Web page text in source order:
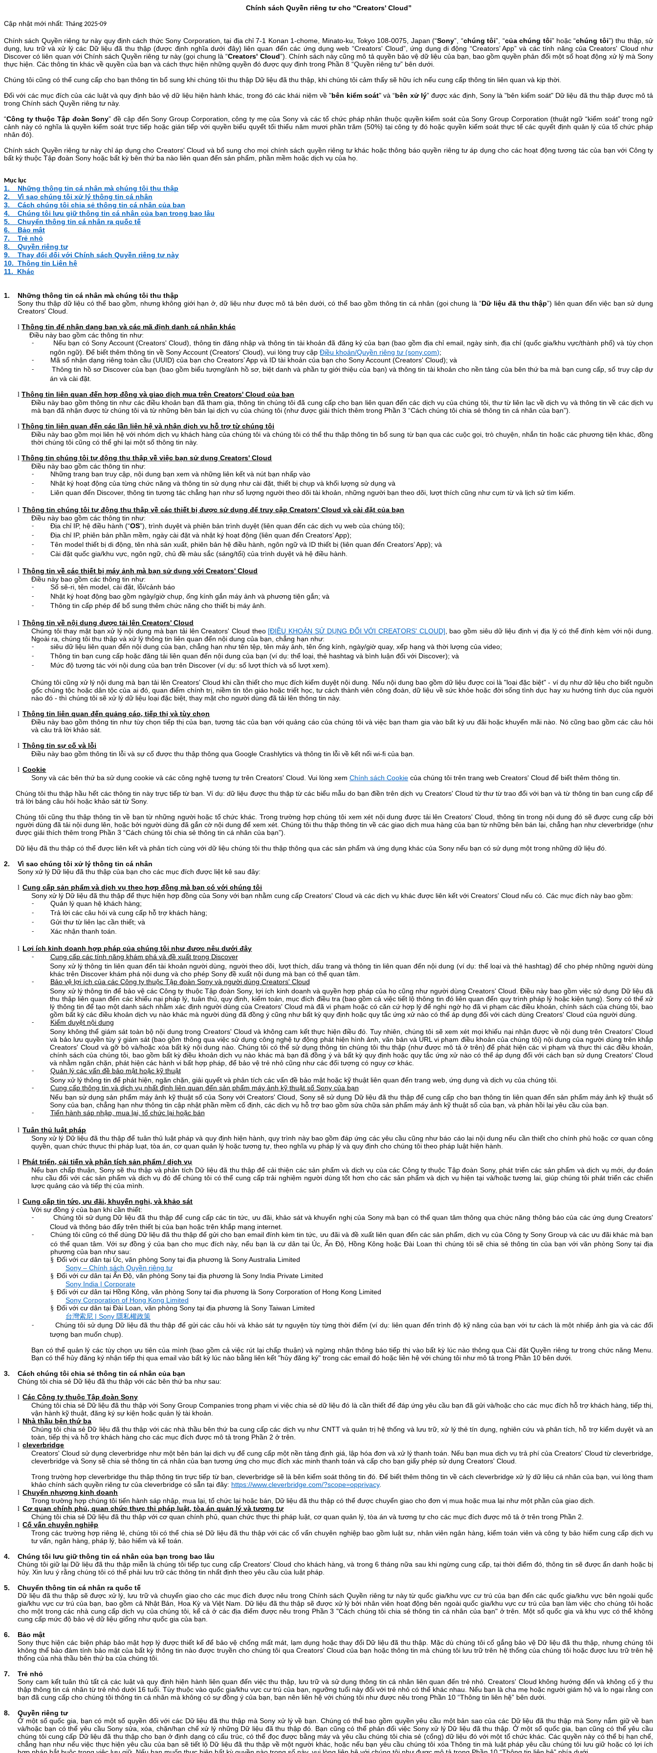
Chính sách Quyền riêng tư cho “Creators' Cloud”
Cập nhật mới nhất: Tháng 2025-09
Chính sách Quyền riêng tư này quy định cách thức Sony Corporation, tại địa chỉ 7-1 Konan 1-chome, Minato-ku, Tokyo 108-0075, Japan (“Sony”, “chúng tôi” , “của chúng tôi”hoặc “chúng tôi”) thu thập, sử
dụng, lưu trữ và xử lý các Dữ liệuđã thu thập(được định nghĩa dưới đây) liên quan đến các ứng dụng web “Creators' Cloud”, ứng dụng di động “Creators’ App” và các tính năng của Creators' Cloud như
Discover có liên quan với Chính sách Quyền riêng tư này (gọi chung là “Creators' Cloud”). Chính sách này cũng mô tả quyền bảo vệ dữ liệu của bạn, bao gồm quyền phản đối một số hoạt động xử lý mà Sony
thực hiện. Các thông tin khác về quyền của bạn và cách thực hiện những quyền đó được quy định trong Phần 8 “Quyền riêng tư” bên dưới.
Chúng tôi cũng có thể cung cấp cho bạn thông tin bổ sung khi chúng tôi thu thập Dữ liệu đã thu thập, khi chúng tôi cảm thấy sẽ hữu ích nếu cung cấp thông tin liên quan và kịp thời.
Đối với các mục đích của các luật và quy định bảo vệ dữ liệu hiện hành khác, trong đó các khái niệm về "bên kiểm soát" và “bên xử lý” được xác định, Sony là "bên kiểm soát" Dữ liệu đã thu thập được mô tả
trong Chính sách Quyền riêng tư này.
“Công ty thuộc Tập đoàn Sony” đề cập đến Sony Group Corporation, công ty mẹ của Sony và các tổ chức pháp nhân thuộc quyền kiểm soát của Sony Group Corporation (thuật ngữ “kiểm soát” trong ngữ
cảnh này có nghĩa là quyền kiểm soát trực tiếp hoặc gián tiếp với quyền biểu quyết tối thiểu năm mươi phần trăm (50%) tại công ty đó hoặc quyền kiểm soát thực tế các quyết định quản lý của tổ chức pháp
nhân đó).
Chính sách Quyền riêng tư này chỉ áp dụng cho Creators' Cloud và bổ sung cho mọi chính sách quyền riêng tư khác hoặc thông báo quyền riêng tư áp dụng cho các hoạt động tương tác của bạn với Công ty
bất kỳ thuộc Tập đoàn Sony hoặc bất kỳ bên thứ ba nào liên quan đến sản phẩm, phần mềm hoặc dịch vụ của họ.
Mục lục
1.
Những thông tin cá nhân mà chúng tôi thu thập
2.
Vì sao chúng tôi xử lý thông tin cá nhân
3.
Cách chúng tôi chia sẻ thông tin cá nhân của bạn
4.
Chúng tôi lưu giữ thông tin cá nhân của bạn trong bao lâu
5.
Chuyển thông tin cá nhân ra quốc tế
6.
Bảo mật
7.
Trẻ nhỏ
8.
Quyền riêng tư
9.
Thay đổi đối với Chính sách Quyền riêng tư này
10. Thông tin Liên hệ
11.
Khác
1. Những thông tin cá nhân mà chúng tôi thu thập
Sony thu thập dữ liệu có thể bao gồm, nhưng không giới hạn ở, dữ liệu như được mô tả bên dưới, có thể bao gồm thông tin cá nhân (gọi chung là “Dữ liệu đã thu thập”) liên quan đến việc bạn sử dụng
Creators' Cloud.
l Thông tin để nhận dạng bạn và các mã định danh cá nhân khác
Điều này bao gồm các thông tin như:
-
Nếu bạn có Sony Account (Creators' Cloud), thông tin đăng nhập và thông tin tài khoản đã đăng ký của bạn (bao gồm địa chỉ email, ngày sinh, địa chỉ (quốc gia/khu vực/thành phố) và tùy chọn
ngôn ngữ).Để biết thêm thông tin về Sony Account (Creators' Cloud), vui lòng truy cậpĐiều khoản/Quyền riêng tư (sony.com);
- Mã số nhận dạng riêng toàn cầu (UUID) của bạn cho Creators’ App và ID tài khoản của bạn cho Sony Account (Creators' Cloud); và
-
Thông tin hồ sơ Discover của bạn (bao gồm biểu tượng/ảnh hồ sơ, biệt danh và phần tự giới thiệu của bạn) và thông tin tài khoản cho nền tảng của bên thứ ba mà bạn cung cấp, số truy cập dự
án và cài đặt.
l Thông tin liên quan đến hợp đồng và giao dịch mua trên Creators' Cloud của bạn
Điều này bao gồm thông tin như các điều khoản bạn đã tham gia, thông tin chúng tôi đã cung cấp cho bạn liên quan đến các dịch vụ của chúng tôi, thư từ liên lạc về dịch vụ và thông tin về các dịch vụ
mà bạn đã nhận được từ chúng tôi và từ những bên bán lại dịch vụ của chúng tôi (như được giải thích thêm trong Phần 3 “Cách chúng tôi chia sẻ thông tin cá nhân của bạn”).
l Thông tin liên quan đến các lần liên hệ và nhận dịch vụ hỗ trợ từ chúng tôi
Điều này bao gồm mọi liên hệ với nhóm dịch vụ khách hàng của chúng tôi và chúng tôi có thể thu thập thông tin bổ sung từ bạn qua các cuộc gọi, trò chuyện, nhắn tin hoặc các phương tiện khác, đồng
thời chúng tôi cũng có thể ghi lại một số thông tin này.
l Thông tin chúng tôi tự động thu thập về việc bạn sử dụng Creators' Cloud
Điều này bao gồm các thông tin như:
- Những trang bạn truy cập, nội dung bạn xem và những liên kết và nút bạn nhấp vào
- Nhật ký hoạt động của từng chức năng và thông tin sử dụng như cài đặt, thiết bị chụp và khối lượng sử dụng và
- Liên quan đến Discover, thông tin tương tác chẳng hạn như số lượng người theo dõi tài khoản, những người bạn theo dõi, lượt thích cũng như cụm từ và lịch sử tìm kiếm.
l Thông tin chúng tôi tự động thu thập về các thiết bị được sử dụng để truy cập Creators' Cloud và cài đặt của bạn
Điều này bao gồm các thông tin như:
- Địa chỉ IP, hệ điều hành (“OS”), trình duyệt và phiên bản trình duyệt (liên quan đến các dịch vụ web của chúng tôi);
- Địa chỉ IP, phiên bản phần mềm, ngày cài đặt và nhật ký hoạt động (liên quan đến Creators’ App);
- Tên model thiết bị di động, tên nhà sản xuất, phiên bản hệ điều hành, ngôn ngữ và ID thiết bị (liên quan đến Creators’ App); và
- Cài đặt quốc gia/khu vực, ngôn ngữ, chủ đề màu sắc (sáng/tối) của trình duyệt và hệ điều hành.
l Thông tin về các thiết bị máy ảnh mà bạn sử dụng với Creators' Cloud
Điều này bao gồm các thông tin như:
- Số sê-ri, tên model, cài đặt, lỗi/cảnh báo
- Nhật ký hoạt động bao gồm ngày/giờ chụp, ống kính gắn máy ảnh và phương tiện gắn; và
- Thông tin cấp phép để bổ sung thêm chức năng cho thiết bị máy ảnh.
l Thông tin về nội dung được tải lên Creators' Cloud
Chúng tôi thay mặt bạn xử lý nội dung mà bạn tải lên Creators' Cloud theo [ĐIỀU KHOẢN SỬ DỤNG ĐỐI VỚI CREATORS' CLOUD] , bao gồm siêu dữ liệu định vị địa lý có thể đính kèm với nội dung.
Ngoài ra, chúng tôi thu thập và xử lý thông tin liên quan đến nội dung của bạn, chẳng hạn như:
- siêu dữ liệu liên quan đến nội dung của bạn, chẳng hạn như tên tệp, tên máy ảnh, tên ống kính, ngày/giờ quay, xếp hạng và thời lượng của video;
- Thông tin bạn cung cấp hoặc đăng tải liên quan đến nội dung của bạn (ví dụ: thể loại, thẻ hashtag và bình luận đối với Discover); và
- Mức độ tương tác với nội dung của bạn trên Discover (ví dụ: số lượt thích và số lượt xem).
Chúng tôi cũng xử lý nội dung mà bạn tải lên Creators' Cloud khi cần thiết cho mục đích kiểm duyệt nội dung. Nếu nội dung bao gồm dữ liệu được coi là "loại đặc biệt" - ví dụ như dữ liệu cho biết nguồn
gốc chủng tộc hoặc dân tộc của ai đó, quan điểm chính trị, niềm tin tôn giáo hoặc triết học, tư cách thành viên công đoàn, dữ liệu về sức khỏe hoặc đời sống tình dục hay xu hướng tính dục của người
nào đó - thì chúng tôi sẽ xử lý dữ liệu loại đặc biệt, thay mặt cho người dùng đã tải lên thông tin này.
l Thông tin liên quan đến quảng cáo, tiếp thị và tùy chọn
Điều này bao gồm thông tin như tùy chọn tiếp thị của bạn, tương tác của bạn với quảng cáo của chúng tôi và việc bạn tham gia vào bất kỳ ưu đãi hoặc khuyến mãi nào. Nó cũng bao gồm các câu hỏi
và câu trả lời khảo sát.
l Thông tin sự cố và lỗi
Điều này bao gồm thông tin lỗi và sự cố được thu thập thông qua Google Crashlytics và thông tin lỗi về kết nối wi-fi của bạn.
l Cookie
Sony và các bên thứ ba sử dụng cookie và các công nghệ tương tự trên Creators' Cloud. Vui lòng xem Chính sách Cookie của chúng tôi trên trang web Creators' Cloud để biết thêm thông tin.
Chúng tôi thu thập hầu hết các thông tin này trực tiếp từ bạn. Ví dụ: dữ liệu được thu thập từ các biểu mẫu do bạn điền trên dịch vụ Creators' Cloud từ thư từ trao đổi với bạn và từ thông tin bạn cung cấp để
trả lời bảng câu hỏi hoặc khảo sát từ Sony.
Chúng tôi cũng thu thập thông tin về bạn từ những người hoặc tổ chức khác. Trong trường hợp chúng tôi xem xét nội dung được tải lên Creators' Cloud, thông tin trong nội dung đó sẽ được cung cấp bởi
người dùng đã tải nội dung lên , hoặc bởi người dùng đã gắn cờ nội dung để xem xét . Chúng tôi thu thập thông tin về các giao dịch mua hàng của bạn từ những bên bán lại, chẳng hạn như cleverbridge (như
được giải thích thêm trong Phần 3 “Cách chúng tôi chia sẻ thông tin cá nhân của bạn”).
Dữ liệu đã thu thập có thể được liên kết và phân tích cùng với dữ liệu chúng tôi thu thập thông qua các sản phẩm và ứng dụng khác của Sony nếu bạn có sử dụng một trong những dữ liệu đó.
2. Vì sao chúng tôi xử lý thông tin cá nhân
Sony xử lý Dữ liệu đã thu thập của bạn cho các mục đích được liệt kê sau đây:
l Cung cấp sản phẩm và dịch vụ theo hợp đồng mà bạn có với chúng tôi
Sony xử lý Dữ liệu đã thu thập để thực hiện hợp đồng của Sony với bạn nhằm cung cấp Creators' Cloud và các dịch vụ khác được liên kết với Creators' Cloud nếu có. Các mục đích này bao gồm:
- Quản lý quan hệ khách hàng;
- Trả lời các câu hỏi và cung cấp hỗ trợ khách hàng;
- Gửi thư từ liên lạc cần thiết; và
- Xác nhận thanh toán.
l Lợi ích kinh doanh hợp pháp của chúng tôi như được nêu dưới đây
-
Cung cấp các tính năng khám phá và đề xuất trong Discover
Sony xử lý thông tin liên quan đến tài khoản người dùng, người theo dõi, lượt thích, dấu trang và thông tin liên quan đến nội dung (ví dụ: thể loại và thẻ hashtag) để cho phép những người dùng
khác trên Discover khám phá nội dung và cho phép Sony đề xuất nội dung mà bạn có thể quan tâm.
-
Bảo vệ lợi ích của các Công ty thuộc Tập đoàn Sony và người dùng Creators' Cloud
Sony xử lý thông tin để bảo vệ các Công ty thuộc Tập đoàn Sony, lợi ích kinh doanh và quyền hợp pháp của họ cũng như người dùng Creators' Cloud. Điều này bao gồm việc sử dụng Dữ liệu đã
thu thập liên quan đến các khiếu nại pháp lý, tuân thủ, quy định, kiểm toán, mục đích điều tra (bao gồm cả việc tiết lộ thông tin đó liên quan đến quy trình pháp lý hoặc kiện tụng). Sony có thể xử
lý thông tin để tạo một danh sách nhằm xác định người dùng của Creators' Cloud mà đã vi phạm hoặc có căn cứ hợp lý để nghi ngờ họ đã vi phạm các điều khoản, chính sách của chúng tôi, bao
gồm bất kỳ các điều khoản dịch vụ nào khác mà người dùng đã đồng ý cũng như bất kỳ quy định hoặc quy tắc ứng xử nào có thể áp dụng đối với cách dùng Creators' Cloud của người dùng.
-
Kiểm duyệt nội dung
Sony không thể giám sát toàn bộ nội dung trong Creators' Cloud và không cam kết thực hiện điều đó. Tuy nhiên, chúng tôi sẽ xem xét mọi khiếu nại nhận được về nội dung trên Creators' Cloud
và bảo lưu quyền tùy ý giám sát (bao gồm thông qua việc sử dụng công nghệ tự động phát hiện hình ảnh, văn bản và URL vi phạm điều khoản của chúng tôi) nội dung của người dùng trên khắp
Creators' Cloud và gỡ bỏ và/hoặc xóa bất kỳ nội dung nào. Chúng tôi có thể sử dụng thông tin chúng tôi thu thập (như được mô tả ở trên) để phát hiện các vi phạm và thực thi các điều khoản,
chính sách của chúng tôi, bao gồm bất kỳ điều khoản dịch vụ nào khác mà bạn đã đồng ý và bất kỳ quy định hoặc quy tắc ứng xử nào có thể áp dụng đối với cách bạn sử dụng Creators' Cloud
và nhằm ngăn chặn, phát hiện các hành vi bất hợp pháp, để bảo vệ trẻ nhỏ cũng như các đối tượng có nguy cơ khác.
-
Quản lý các vấn đề bảo mật hoặc kỹ thuật
Sony xử lý thông tin để phát hiện, ngăn chặn, giải quyết và phân tích các vấn đề bảo mật hoặc kỹ thuật liên quan đến trang web, ứng dụng và dịch vụ của chúng tôi.
-
Cung cấp thông tin và dịch vụ nhất định liên quan đến sản phẩm máy ảnh kỹ thuật số Sony của bạn
Nếu bạn sử dụng sản phẩm máy ảnh kỹ thuật số của Sony với Creators' Cloud, Sony sẽ sử dụng Dữ liệu đã thu thập để cung cấp cho bạn thông tin liên quan đến sản phẩm máy ảnh kỹ thuật số
Sony của bạn, chẳng hạn như thông tin cập nhật phần mềm cố định, các dịch vụ hỗ trợ bao gồm sửa chữa sản phẩm máy ảnh kỹ thuật số của bạn, và phản hồi lại yêu cầu của bạn.
- Tiến hành sáp nhập, mua lại, tổ chức lại hoặc bán
l Tuân thủ luật pháp
Sony xử lý Dữ liệu đã thu thập để tuân thủ luật pháp và quy định hiện hành, quy trình này bao gồm đáp ứng các yêu cầu cũng như báo cáo lại nội dung nếu cần thiết cho chính phủ hoặc cơ quan công
quyền, quan chức thựuc thi pháp luạt, tòa án, cơ quan quản lý hoặc tương tự, theo nghĩa vụ pháp lý và quy định cho chúng tôi theo pháp luật hiện hành.
l Phát triển, cải tiến và phân tích sản phẩm / dịch vụ
Nếu bạn chấp thuận, Sony sẽ thu thập và phân tích Dữ liệu đã thu thập để cải thiện các sản phẩm và dịch vụ của các Công ty thuộc Tập đoàn Sony, phát triển các sản phẩm và dịch vụ mới, dự đoán
nhu cầu đối với các sản phẩm và dịch vụ đó để chúng tôi có thể cung cấp trải nghiệm người dùng tốt hơn cho các sản phẩm và dịch vụ hiện tại và/hoặc tương lai, giúp chúng tôi phát triển các chiến
lược quảng cáo và tiếp thị của mình.
l Cung cấp tin tức, ưu đãi, khuyến nghị, và khảo sát
Với sự đồng ý của bạn khi cần thiết:
-
Chúng tôi sử dụng Dữ liệu đã thu thập để cung cấp các tin tức, ưu đãi, khảo sát và khuyến nghị của Sony mà bạn có thể quan tâm thông qua chức năng thông báo của các ứng dụng Creators'
Cloud và thông báo đẩy trên thiết bị của bạn hoặc trên khắp mạng internet.
-
Chúng tôi cũng có thể dùng Dữ liệu đã thu thập để gửi cho bạn email đính kèm tin tức, ưu đãi và đề xuất liên quan đến các sản phẩm, dịch vụ của Công ty Sony Group và các ưu đãi khác mà bạn
có thể quan tâm. Với sự đồng ý của bạn cho mục đích này, nếu bạn là cư dân tại Úc, Ấn Độ, Hồng Kông hoặc Đài Loan thì chúng tôi sẽ chia sẻ thông tin của bạn với văn phòng Sony tại địa
phương của bạn như sau:
§ Đối với cư dân tại Úc, văn phòng Sony tại địa phương là Sony Australia Limited
Sony – Chính sách Quyền riêng tư
§ Đối với cư dân tại Ấn Độ, văn phòng Sony tại địa phương là Sony India Private Limited
Sony India | Corporate
§ Đối với cư dân tại Hồng Kông, văn phòng Sony tại địa phương là Sony Corporation of Hong Kong Limited
Sony Corporation of Hong Kong Limited
§ Đối với cư dân tại Đài Loan, văn phòng Sony tại địa phương là Sony Taiwan Limited
台灣索尼 | Sony 隱私權政策
-
Chúng tôi sử dụng Dữ liệu đã thu thập để gửi các câu hỏi và khảo sát tự nguyện tùy từng thời điểm (ví dụ: liên quan đến trình độ kỹ năng của bạn với tư cách là một nhiếp ảnh gia và các đối
tượng bạn muốn chụp).
Bạn có thể quản lý các tùy chọn ưu tiên của mình (bao gồm cả việc rút lại chấp thuận) và ngừng nhận thông báo tiếp thị vào bất kỳ lúc nào thông qua Cài đặt Quyền riêng tư trong chức năng Menu.
Bạn có thể hủy đăng ký nhận tiếp thị qua email vào bất kỳ lúc nào bằng liên kết "hủy đăng ký" trong các email đó hoặc liên hệ với chúng tôi như mô tả trong Phần 10 bên dưới.
3. Cách chúng tôi chia sẻ thông tin cá nhân của bạn
Chúng tôi chia sẻ Dữ liệu đã thu thập với các bên thứ ba như sau:
l Các Công ty thuộc Tập đoàn Sony
Chúng tôi chia sẻ Dữ liệu đã thu thập với Sony Group Companies trong phạm vi việc chia sẻ dữ liệu đó là cần thiết để đáp ứng yêu cầu bạn đã gửi và/hoặc cho các mục đích hỗ trợ khách hàng, tiếp thị,
vận hành kỹ thuật, đăng ký sự kiện hoặc quản lý tài khoản.
l Nhà thầu bên thứ ba
Chúng tôi chia sẻ Dữ liệu đã thu thập với các nhà thầu bên thứ ba cung cấp các dịch vụ như CNTT và quản trị hệ thống và lưu trữ, xử lý thẻ tín dụng, nghiên cứu và phân tích, hỗ trợ kiểm duyệt và an
toàn, tiếp thị và hỗ trợ khách hàng cho các mục đích được mô tả trong Phần 2 ở trên.
l cleverbridge
Creators' Cloud sử dụngcleverbridge như một bên bán lại dịch vụ để cung cấp một nền tảng định giá, lập hóa đơn và xử lý thanh toán. Nếu bạn mua dịch vụ trả phí của Creators' Cloud từ cleverbridge,
cleverbridge và Sony sẽ chia sẻ thông tin cá nhân của bạn tương ứng cho mục đích xác minh thanh toán và cấp cho bạn giấy phép sử dụng Creators' Cloud.
Trong trường hợp cleverbridge thu thập thông tin trực tiếp từ bạn, cleverbridge sẽ là bên kiểm soát thông tin đó.Để biết thêm thông tin về cách cleverbridge xử lý dữ liệu cá nhân của bạn, vui lòng tham
khảo chính sách quyền riêng tư của cleverbridge có sẵn tại đây: https://www.cleverbridge.com/?scope=opprivacy.
l Chuyển nhượng kinh doanh
Trong trường hợp chúng tôi tiến hành sáp nhập, mua lại, tổ chức lại hoặc bán, Dữ liệu đã thu thập có thể được chuyển giao cho đơn vị mua hoặc mua lại như một phần của giao dịch.
l Cơ quan chính phủ, quan chức thực thi pháp luật, tòa án quản lý và tương tự
Chúng tôi chia sẻ Dữ liệu đã thu thập với cơ quan chính phủ, quan chức thực thi pháp luật, cơ quan quản lý, tòa án và tương tự cho các mục đích được mô tả ở trên trong Phần 2.
l Cố vấn chuyên nghiệp
Trong các trường hợp riêng lẻ, chúng tôi có thể chia sẻ Dữ liệu đã thu thập với các cố vấn chuyên nghiệp bao gồm luật sư, nhân viên ngân hàng, kiểm toán viên và công ty bảo hiểm cung cấp dịch vụ
tư vấn, ngân hàng, pháp lý, bảo hiểm và kế toán.
4. Chúng tôi lưu giữ thông tin cá nhân của bạn trong bao lâu
Chúng tôi giữ lại Dữ liệu đã thu thập miễn là chúng tôi tiếp tục cung cấp Creators' Cloud cho khách hàng, và trong 6 tháng nữa sau khi ngừng cung cấp, tại thời điểm đó, thông tin sẽ được ẩn danh hoặc bị
hủy. Xin lưu ý rằng chúng tôi có thể phải lưu trữ các thông tin nhất định theo yêu cầu của luật pháp.
5. Chuyển thông tin cá nhân ra quốc tế
Dữ liệu đã thu thập sẽ được xử lý, lưu trữ và chuyển giao cho các mục đích được nêu trong Chính sách Quyền riêng tư này từ quốc gia/khu vực cư trú của bạn đến các quốc gia/khu vực bên ngoài quốc
gia/khu vực cư trú của bạn, bao gồm cả Nhật Bản, Hoa Kỳ và Việt Nam. Dữ liệu đã thu thập sẽ được xử lý bởi nhân viên hoạt động bên ngoài quốc gia/khu vực cư trú của bạn làm việc cho chúng tôi hoặc
cho một trong các nhà cung cấp dịch vụ của chúng tôi, kể cả ở các địa điểm được nêu trong Phần 3 "Cách chúng tôi chia sẻ thông tin cá nhân của bạn" ở trên. Một số quốc gia và khu vực có thể không
cung cấp mức độ bảo vệ dữ liệu giống như quốc gia của bạn.
6. Bảo mật
Sony thực hiện các biện pháp bảo mật hợp lý được thiết kế để bảo vệ chống mất mát, lạm dụng hoặc thay đổi Dữ liệu đã thu thập. Mặc dù chúng tôi cố gắng bảo vệ Dữ liệu đã thu thập, nhưng chúng tôi
không thể bảo đảm tính bảo mật của bất kỳ thông tin nào được truyền cho chúng tôi qua Creators' Cloud của bạn hoặc thông tin mà chúng tôi lưu trữ trên hệ thống của chúng tôi hoặc được lưu trữ trên hệ
thống của nhà thầu bên thứ ba của chúng tôi.
7. Trẻ nhỏ
Sony cam kết tuân thủ tất cả các luật và quy định hiện hành liên quan đến việc thu thập, lưu trữ và sử dụng thông tin cá nhân liên quan đến trẻ nhỏ. Creators' Cloud không hướng đến và không cố ý thu
thập thông tin cá nhân từ trẻ nhỏ dưới 16 tuổi. Tùy thuộc vào quốc gia/khu vực cư trú của bạn, ngưỡng tuổi này đối với trẻ nhỏ có thể khác nhau. Nếu bạn là cha mẹ hoặc người giám hộ và lo ngại rằng con
bạn đã cung cấp cho chúng tôi thông tin cá nhân mà không có sự đồng ý của bạn, bạn nên liên hệ với chúng tôi như được nêu trong Phần 10 “Thông tin liên hệ” bên dưới.
8. Quyền riêng tư
Ở một số quốc gia, bạn có một số quyền đối với các Dữ liệu đã thu thập mà Sony xử lý về bạn. Chúng có thể bao gồm quyền yêu cầu một bản sao của các Dữ liệu đã thu thập mà Sony nắm giữ về bạn
và/hoặc bạn có thể yêu cầu Sony sửa, xóa, chặn/hạn chế xử lý những Dữ liệu đã thu thập đó. Bạn cũng có thể phản đối việc Sony xử lý Dữ liệu đã thu thập. Ở một số quốc gia, bạn cũng có thể yêu cầu
chúng tôi cung cấp Dữ liệu đã thu thập cho bạn ở định dạng có cấu trúc, có thể đọc được bằng máy và yêu cầu chúng tôi chia sẻ (cổng) dữ liệu đó với một tổ chức khác. Các quyền này có thể bị hạn chế,
chẳng hạn như nếu việc thực hiện yêu cầu của bạn sẽ tiết lộ Dữ liệu đã thu thập về một người khác, hoặc nếu bạn yêu cầu chúng tôi xóa Thông tin mà luật pháp yêu cầu chúng tôi lưu giữ hoặc có lợi ích